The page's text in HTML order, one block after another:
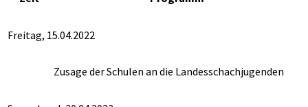
Freitag, 15.04.2022
Zusage der Schulen an die Landesschachjugenden